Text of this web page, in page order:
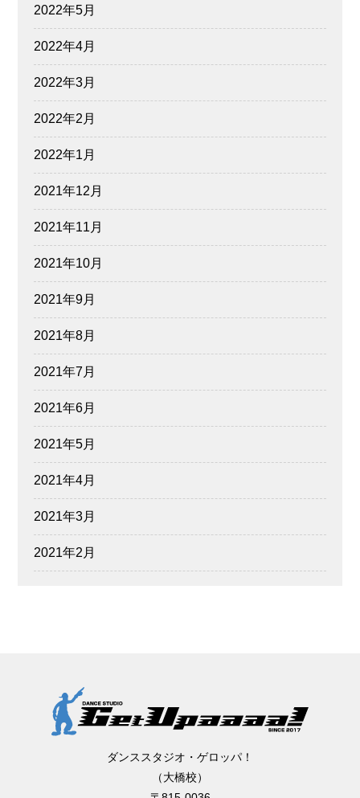
2022年5月
2022年4月
2022年3月
2022年2月
2022年1月
2021年12月
2021年11月
2021年10月
2021年9月
2021年8月
2021年7月
2021年6月
2021年5月
2021年4月
2021年3月
2021年2月
ダンススタジオ・ゲロッパ！
（大橋校）